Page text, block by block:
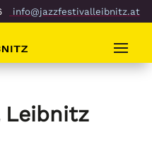
info@jazzfestivalleibnitz.at
Leibnitz